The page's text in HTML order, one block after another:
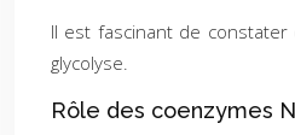
Il est fascinant de
glycolyse.
Rôle des coenzymes